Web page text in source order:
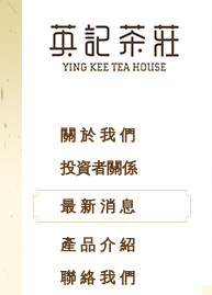
關於我們
投資者關係
最新消息
產品介紹
聯絡我們